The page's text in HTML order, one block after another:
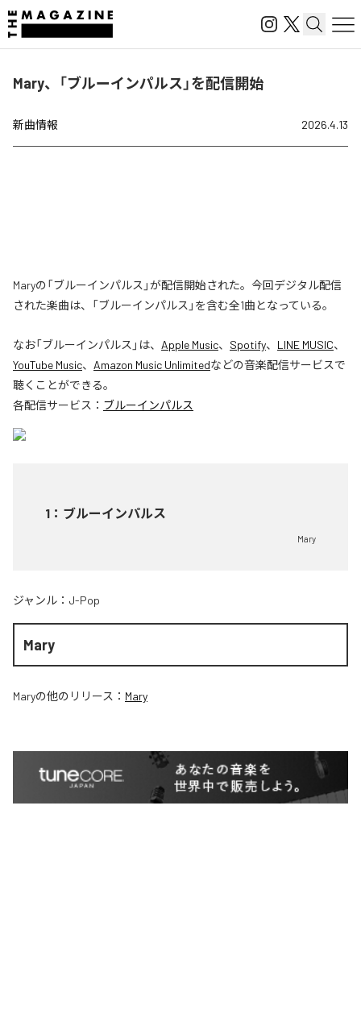
Mary、「ブルーインパルス」を配信開始
新曲情報 2026.4.13
Maryの「ブルーインパルス」が配信開始された。今回デジタル配信
された楽曲は、「ブルーインパルス」を含む全1曲となっている。
なお「ブルーインパルス 」は、 Apple Music、 Spotify、 LINE MUSIC、
YouTube Music、 Amazon Music Unlimitedなどの音楽配信サービスで
聴くことができる。
各配信サービス： ブルーインパルス
1 ： ブルーインパルス
Mary
ジャンル： J-Pop
Mary
Maryの他のリリース： Mary